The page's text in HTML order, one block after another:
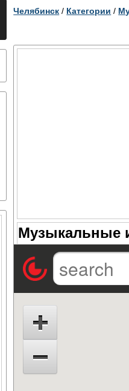
Челябинск / Категории /
Музыкальные